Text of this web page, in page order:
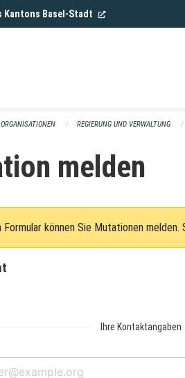
Kantons Basel-Stadt (External Link)
ORGANISATIONEN REGIERUNG UND VERWALTUNG
melden
Formular können Sie Mutationen
Ihre Kontaktangaben